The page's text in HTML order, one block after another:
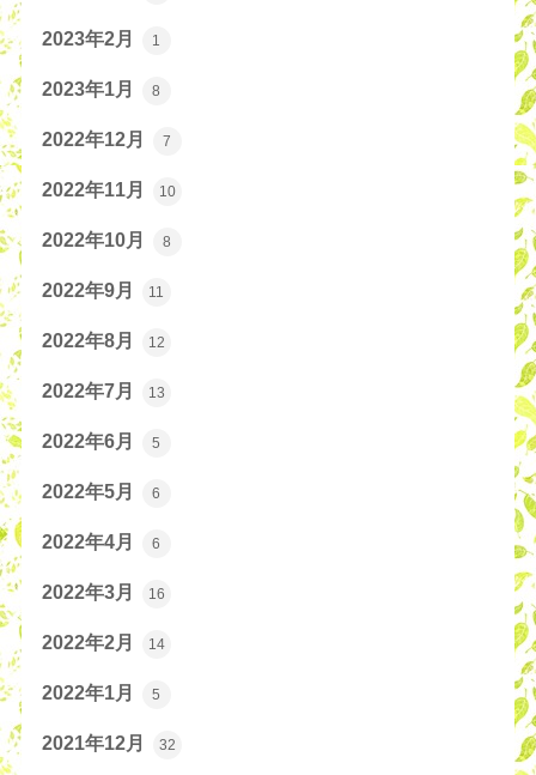
2023年2月 1
2023年1月 8
2022年12月 7
2022年11月 10
2022年10月 8
2022年9月 11
2022年8月 12
2022年7月 13
2022年6月 5
2022年5月 6
2022年4月 6
2022年3月 16
2022年2月 14
2022年1月 5
2021年12月 32